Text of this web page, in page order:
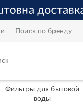
Поиск по бренду
Фильтры для бытовой
воды